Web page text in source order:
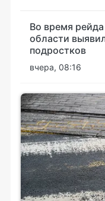
Во время
области
подростков
вчера, 08:16